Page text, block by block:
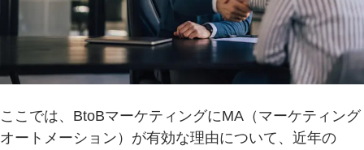
ここでは、BtoBマーケティングにMA（マーケティング
オートメーション）が有効な理由について、近年の